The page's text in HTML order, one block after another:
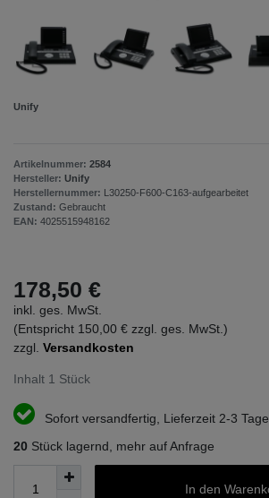
Unify
Artikelnummer: 2584
Hersteller: Unify
Herstellernummer: L30250-F600-C163-aufgearbeitet
Zustand: Gebraucht
EAN: 4025515948162
178,50 €
inkl. ges. MwSt.
(Entspricht 150,00 € zzgl. ges. MwSt.)
zzgl. Versandkosten
Inhalt 1 Stück
Sofort versandfertig, Lieferzeit 2-3 Tage
20 Stück lagernd, mehr auf Anfrage
In den